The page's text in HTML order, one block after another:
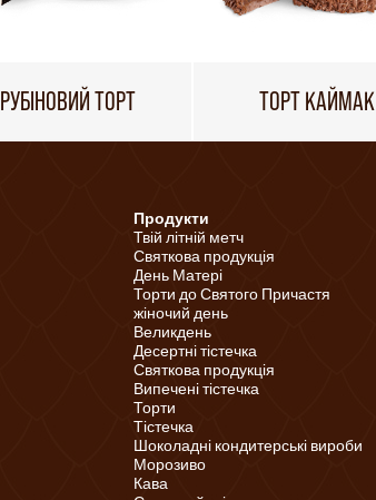
РУБІНОВИЙ ТОРТ ТОРТ КАЙМАК
Продукти
Твій літній метч
Святкова продукція
День Матері
Торти до Святого Причастя
жіночий день
Великдень
Десертні тістечка
Святкова продукція
Випечені тістечка
Торти
Тістечка
Шоколадні кондитерські вироби
Морозиво
Кава